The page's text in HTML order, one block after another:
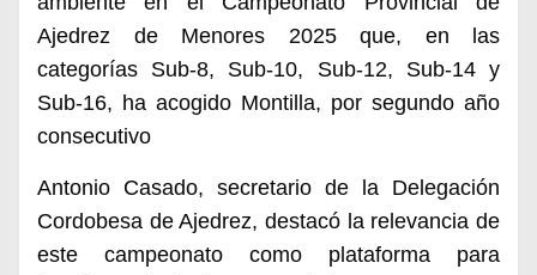
Ajedrez de Menores 2025 que, en las
categorías Sub-8, Sub-10, Sub-12, Sub-14 y
Sub-16, ha acogido Montilla, por segundo año
consecutivo
Antonio Casado, secretario de la Delegación
Cordobesa de Ajedrez, destacó la relevancia de
este campeonato como plataforma para